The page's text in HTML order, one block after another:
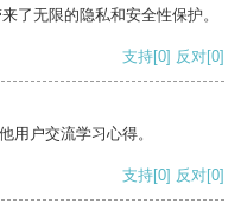
了无限的隐私和安全性保护。
支持[0] 反对[0]
用户交流学习心得。
支持[0] 反对[0]